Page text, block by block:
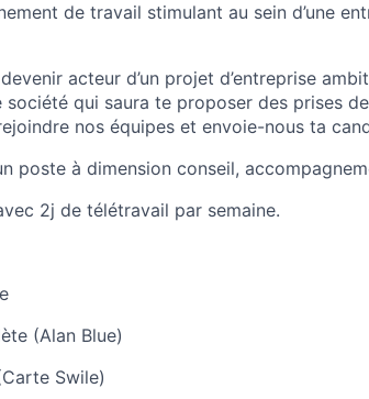
de travail stimulant au sein d’une
acteur d’un projet d’entreprise
société qui saura te proposer des prises
nos équipes et envoie-nous ta
poste à dimension conseil,
2j de télétravail par semaine.
(Alan Blue)
Swile)